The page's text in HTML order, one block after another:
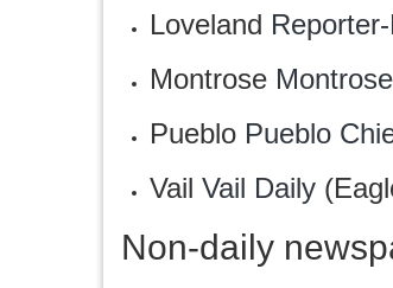
Loveland
Montrose
Pueblo Pueblo
Vail Vail Daily
Non-daily